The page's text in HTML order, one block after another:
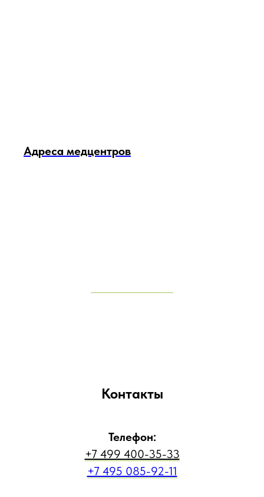
Адреса медцентров
Контакты
Телефон:
+7 499 400-35-33
+7 495 085-92-11